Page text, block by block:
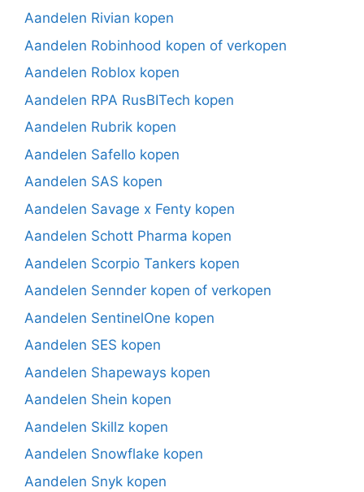
Aandelen Rivian kopen
Aandelen Robinhood kopen of verkopen
Aandelen Roblox kopen
Aandelen RPA RusBITech kopen
Aandelen Rubrik kopen
Aandelen Safello kopen
Aandelen SAS kopen
Aandelen Savage x Fenty kopen
Aandelen Schott Pharma kopen
Aandelen Scorpio Tankers kopen
Aandelen Sennder kopen of verkopen
Aandelen SentinelOne kopen
Aandelen SES kopen
Aandelen Shapeways kopen
Aandelen Shein kopen
Aandelen Skillz kopen
Aandelen Snowflake kopen
Aandelen Snyk kopen